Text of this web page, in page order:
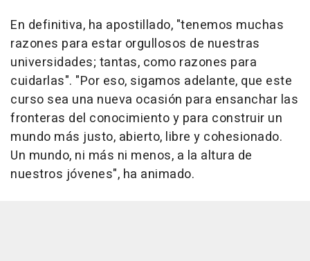
En definitiva, ha apostillado, "tenemos muchas
razones para estar orgullosos de nuestras
universidades; tantas, como razones para
cuidarlas". "Por eso, sigamos adelante, que este
curso sea una nueva ocasión para ensanchar las
fronteras del conocimiento y para construir un
mundo más justo, abierto, libre y cohesionado.
Un mundo, ni más ni menos, a la altura de
nuestros jóvenes", ha animado.